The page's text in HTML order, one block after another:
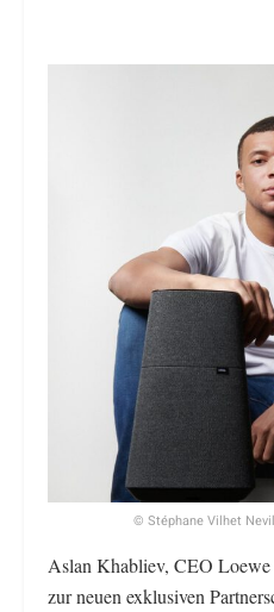
© Stéphane Vilhet
Aslan Khabliev, CEO
zur neuen exklusiven